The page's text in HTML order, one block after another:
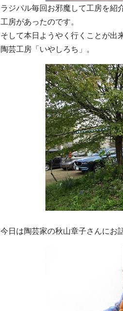
ラジパル毎回お邪魔して工房を紹
工房があったのです。
そして本日ようやく行くことが出
陶芸工房「いやしろち」。
今日は陶芸家の秋山章子さんにお